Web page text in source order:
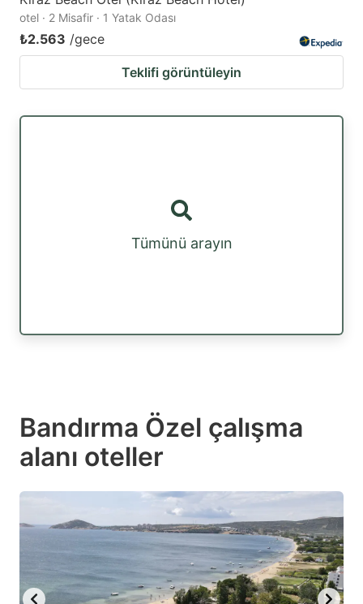
otel · 2 Misafir · 1 Yatak Odası
₺2.563 /gece
Teklifi görüntüleyin
Tümünü arayın
Bandırma Özel çalışma
alanı oteller